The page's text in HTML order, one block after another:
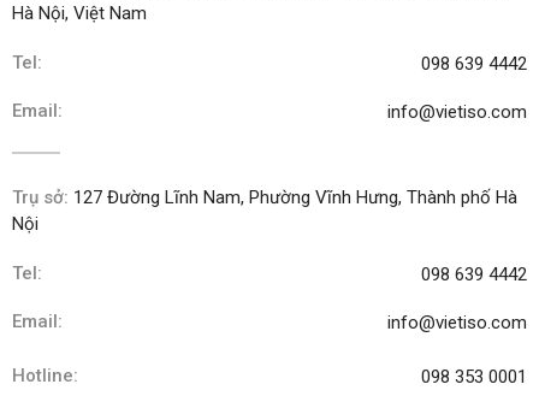
Hà Nội, Việt Nam
Tel: 098 639 4442
Email: info@vietiso.com
Trụ sở: 127 Đường Lĩnh Nam, Phường Vĩnh Hưng, Thành phố Hà
Nội
Tel: 098 639 4442
Email: info@vietiso.com
Hotline: 098 353 0001